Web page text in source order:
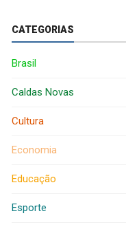
CATEGORIAS
Brasil
Caldas Novas
Cultura
Economia
Educação
Esporte